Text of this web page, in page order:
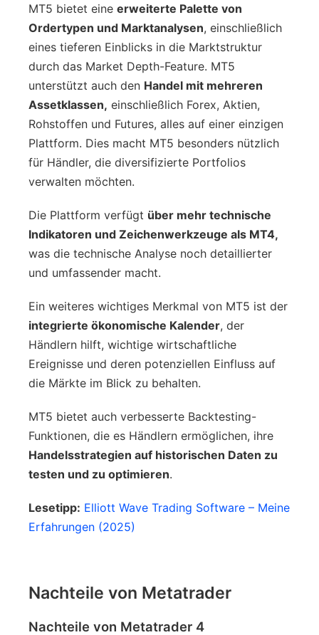
MT5 bietet eine erweiterte Palette von
Ordertypen und Marktanalysen, einschließlich
eines tieferen Einblicks in die Marktstruktur
durch das Market Depth-Feature. MT5
unterstützt auch den Handel mit mehreren
Assetklassen, einschließlich Forex, Aktien,
Rohstoffen und Futures, alles auf einer einzigen
Plattform. Dies macht MT5 besonders nützlich
für Händler, die diversifizierte Portfolios
verwalten möchten.
Die Plattform verfügt über mehr technische
Indikatoren und Zeichenwerkzeuge als MT4,
was die technische Analyse noch detaillierter
und umfassender macht.
Ein weiteres wichtiges Merkmal von MT5 ist der
integrierte ökonomische Kalender, der
Händlern hilft, wichtige wirtschaftliche
Ereignisse und deren potenziellen Einfluss auf
die Märkte im Blick zu behalten.
MT5 bietet auch verbesserte Backtesting-
Funktionen, die es Händlern ermöglichen, ihre
Handelsstrategien auf historischen Daten zu
testen und zu optimieren.
Lesetipp: Elliott Wave Trading Software – Meine
Erfahrungen (2025)
Nachteile von Metatrader
Nachteile von Metatrader 4